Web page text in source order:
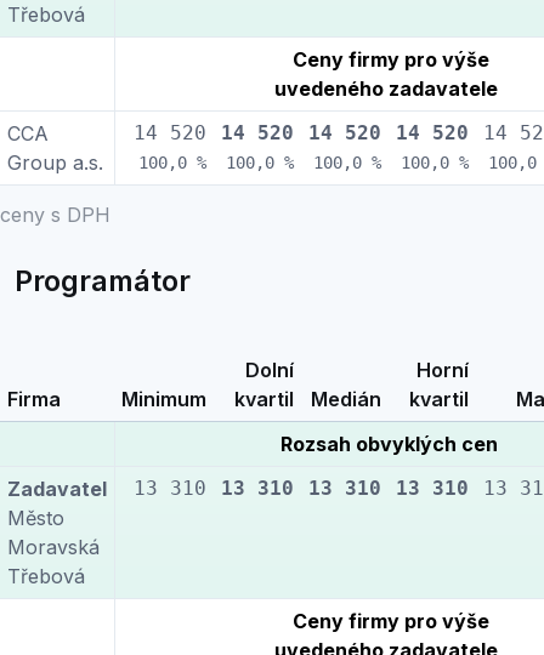
ceny s DPH
Třebová
Ceny firmy pro výše
uvedeného zadavatele
CCA
Group a.s.
14 520
100,0 %
14 520
100,0 %
14 520
100,0 %
14 520
100,0 %
14
100,0
Programátor
Firma Minimum
Dolní
kvartil
Medián
Horní
kvartil
Rozsah obvyklých cen
Zadavatel
Město
Moravská
Třebová
13 310 13 310 13 310 13 310 13
Ceny firmy pro výše